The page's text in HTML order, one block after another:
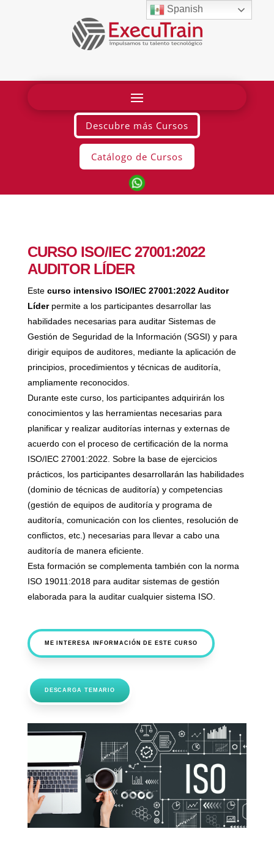
Descubre más Cursos
Catálogo de Cursos
CURSO ISO/IEC 27001:2022
AUDITOR LÍDER
Estecurso intensivo ISO/IEC 27001:2022 Auditor
Líderpermite a los participantes desarrollar las
habilidades necesarias para auditar Sistemas de
Gestión de Seguridad de la Información (SGSI) y para
dirigir equipos de auditores, mediante la aplicación de
principios, procedimientos y técnicas de auditoría,
ampliamente reconocidos.
Durante este curso, los participantes adquirirán los
conocimientos y las herramientas necesarias para
planificar y realizar auditorías internas y externas de
acuerdo con el proceso de certificación de la norma
ISO/IEC 27001:2022. Sobre la base de ejercicios
prácticos, los participantes desarrollarán las habilidades
(dominio de técnicas de auditoría) y competencias
(gestión de equipos de auditoría y programa de
auditoría, comunicación con los clientes, resolución de
conflictos, etc.) necesarias para llevar a cabo una
auditoría de manera eficiente.
Esta formación se complementa también con la norma
ISO 19011:2018 para auditar sistemas de gestión
elaborada para la auditar cualquier sistema ISO.
ME INTERESA INFORMACIÓN DE ESTE CURSO
DESCARGA TEMARIO
Spanish